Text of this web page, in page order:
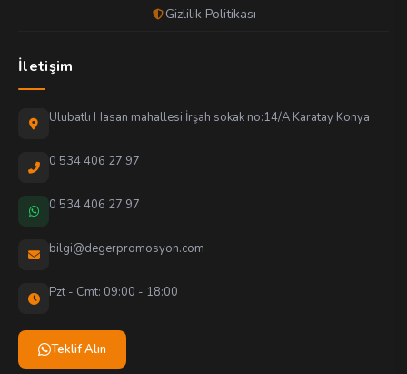
Gizlilik Politikası
İletişim
Ulubatlı Hasan mahallesi İrşah sokak no:14/A Karatay Konya
0 534 406 27 97
0 534 406 27 97
bilgi@degerpromosyon.com
Pzt - Cmt: 09:00 - 18:00
Teklif Alın